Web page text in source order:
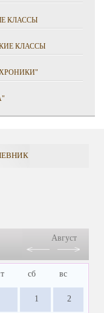
КЛАССЫ
КЛАССЫ
Август
сб вс
1 2